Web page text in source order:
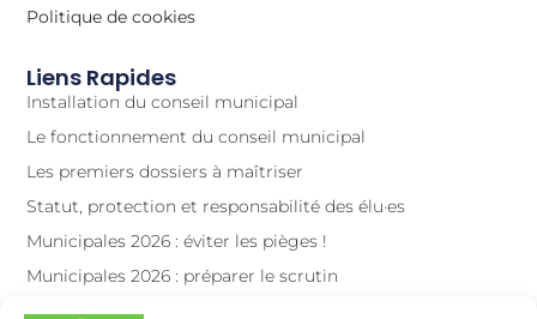
Liens Rapides
Installation du conseil municipal
Le fonctionnement du conseil municipal
Les premiers dossiers à maîtriser
Statut, protection et responsabilité des élu·es
Municipales 2026 : éviter les pièges !
Municipales 2026 : préparer le scrutin
La vidéoprotection
Politique de cookies